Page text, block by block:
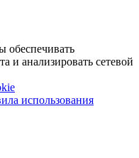
обеспечивать
и анализировать сетевой
использования